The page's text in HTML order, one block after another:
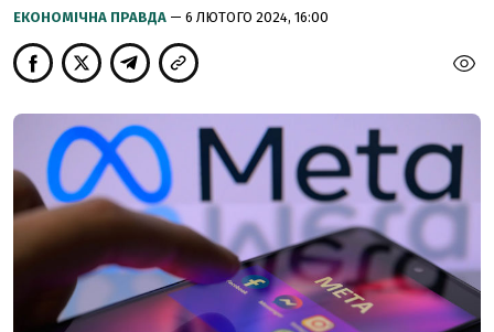
ЕКОНОМІЧНА ПРАВДА — 6 ЛЮТОГО 2024, 16:00